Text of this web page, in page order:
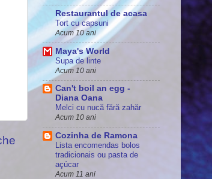
Restaurantul de acasa
Tort cu capsuni
Acum 10 ani
Maya's World
Supa de linte
Acum 10 ani
Can't boil an egg -
Diana Oana
Melci cu nucă fără zahăr
Acum 10 ani
Cozinha de Ramona
Lista encomendas bolos
tradicionais ou pasta de
açúcar
Acum 11 ani